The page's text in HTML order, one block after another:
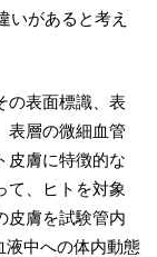
いがあると考え
の表面標識、表
表層の微細血管
皮膚に特徴的な
て、ヒトを対象
皮膚を試験管内
液中への体内動態